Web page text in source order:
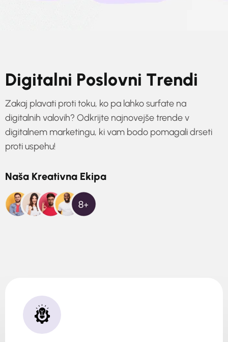
Digitalni Poslovni Trendi
Zakaj plavati proti toku, ko pa lahko surfate na
digitalnih valovih? Odkrijte najnovejše trende v
digitalnem marketingu, ki vam bodo pomagali drseti
proti uspehu!
Naša Kreativna Ekipa